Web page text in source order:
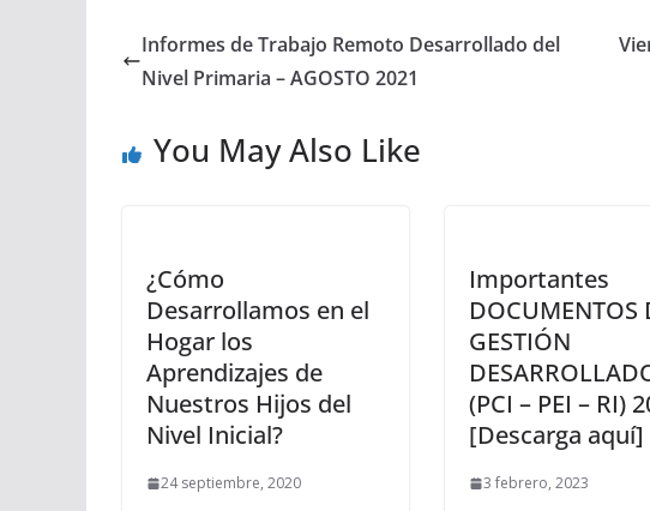
Informes de Trabajo Remoto Desarrollado del
Nivel Primaria – AGOSTO 2021
You May Also Like
¿Cómo
Desarrollamos en el
Hogar los
Aprendizajes de
Nuestros Hijos del
Nivel Inicial?
24 septiembre, 2020
Importantes
DOCUMENTOS
GESTIÓN
(PCI – PEI – RI)
[Descarga aquí]
3 febrero, 2023